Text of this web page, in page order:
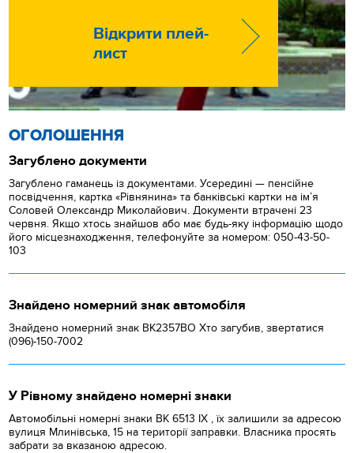
Відкрити плей-
лист
ОГОЛОШЕННЯ
Загублено документи
Загублено гаманець із документами. Усередині — пенсійне
посвідчення, картка «Рівнянина» та банківські картки на ім’я
Соловей Олександр Миколайович. Документи втрачені 23
червня. Якщо хтось знайшов або має будь-яку інформацію щодо
його місцезнаходження, телефонуйте за номером: 050-43-50-
103
Знайдено номерний знак автомобіля
Знайдено номерний знак ВК2357ВО Хто загубив, звертатися
(096)-150-7002
У Рівному знайдено номерні знаки
Автомобільні номерні знаки BK 6513 IX , їх залишили за адресою
вулиця Млинівська, 15 на території заправки. Власника просять
забрати за вказаною адресою.